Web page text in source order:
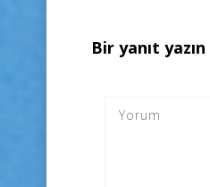
Bir yanıt yazın